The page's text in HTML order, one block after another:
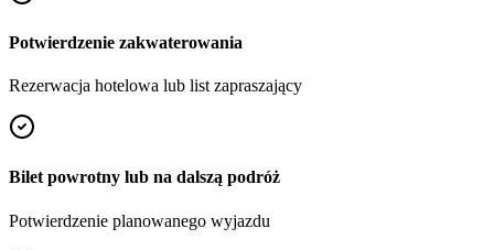
Potwierdzenie zakwaterowania
Rezerwacja hotelowa lub list zapraszający
Bilet powrotny lub na dalszą podróż
Potwierdzenie planowanego wyjazdu